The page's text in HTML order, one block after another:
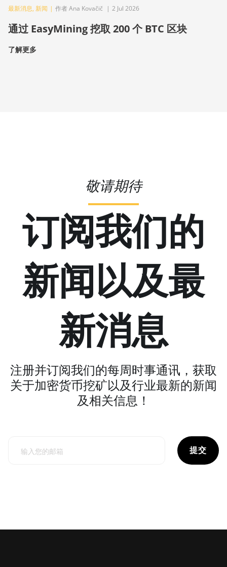
最新消息, 新闻 | 作者 Ana Kovačič | 2 Jul 2026
通过 EasyMining 挖取 200 个 BTC 区块
了解更多
敬请期待
订阅我们的
新闻以及最
新消息
注册并订阅我们的每周时事通讯，获取
关于加密货币挖矿以及行业最新的新闻
及相关信息！
提交